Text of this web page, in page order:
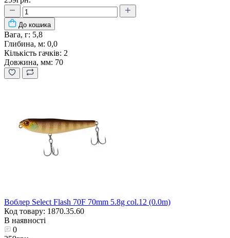
До кошика
Вага, г: 5,8
Глибина, м: 0,0
Кількість гачків: 2
Довжина, мм: 70
Воблер Select Flash 70F 70mm 5.8g col.12 (0.0m)
Код товару: 1870.35.60
В наявності
0